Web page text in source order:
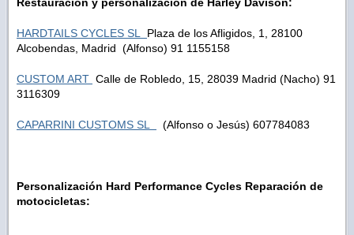
HARDTAILS CYCLES SL Plaza de los Afligidos, 1, 28100
Alcobendas, Madrid (Alfonso) 91 1155158
CUSTOM ART Calle de Robledo, 15, 28039 Madrid (Nacho) 91
3116309
CAPARRINI CUSTOMS SL (Alfonso o Jesús) 607784083
Personalización Hard Performance Cycles Reparación de
motocicletas: